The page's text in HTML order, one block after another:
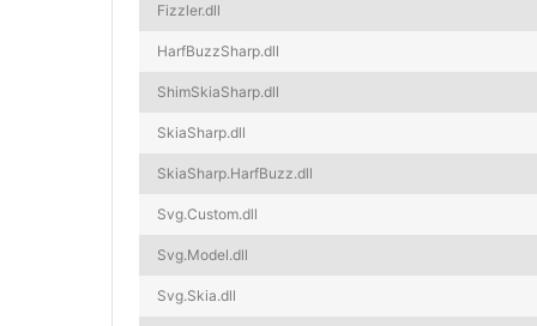
Fizzler.dll
HarfBuzzSharp.dll
ShimSkiaSharp.dll
SkiaSharp.dll
SkiaSharp.HarfBuzz.dll
Svg.Custom.dll
Svg.Model.dll
Svg.Skia.dll